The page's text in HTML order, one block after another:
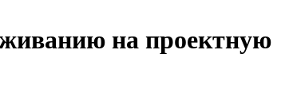
на проектную